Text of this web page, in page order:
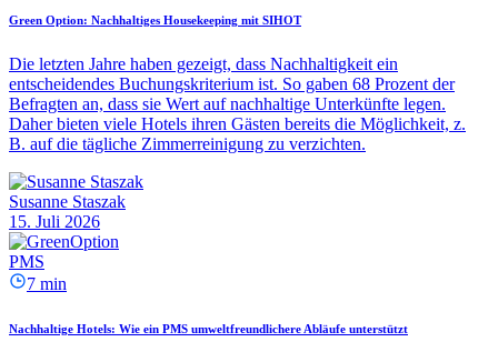
Green Option: Nachhaltiges Housekeeping mit SIHOT
Die letzten Jahre haben gezeigt, dass Nachhaltigkeit ein
entscheidendes Buchungskriterium ist. So gaben 68 Prozent der
Befragten an, dass sie Wert auf nachhaltige Unterkünfte legen.
Daher bieten viele Hotels ihren Gästen bereits die Möglichkeit, z.
B. auf die tägliche Zimmerreinigung zu verzichten.
Susanne Staszak
15. Juli 2026
PMS
7 min
Nachhaltige Hotels: Wie ein PMS umweltfreundlichere Abläufe unterstützt